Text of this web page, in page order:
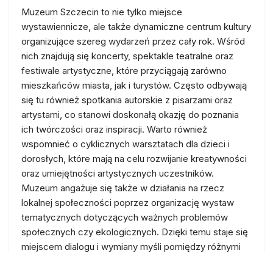
Muzeum Szczecin to nie tylko miejsce
wystawiennicze, ale także dynamiczne centrum kultury
organizujące szereg wydarzeń przez cały rok. Wśród
nich znajdują się koncerty, spektakle teatralne oraz
festiwale artystyczne, które przyciągają zarówno
mieszkańców miasta, jak i turystów. Często odbywają
się tu również spotkania autorskie z pisarzami oraz
artystami, co stanowi doskonałą okazję do poznania
ich twórczości oraz inspiracji. Warto również
wspomnieć o cyklicznych warsztatach dla dzieci i
dorosłych, które mają na celu rozwijanie kreatywności
oraz umiejętności artystycznych uczestników.
Muzeum angażuje się także w działania na rzecz
lokalnej społeczności poprzez organizację wystaw
tematycznych dotyczących ważnych problemów
społecznych czy ekologicznych. Dzięki temu staje się
miejscem dialogu i wymiany myśli pomiędzy różnymi